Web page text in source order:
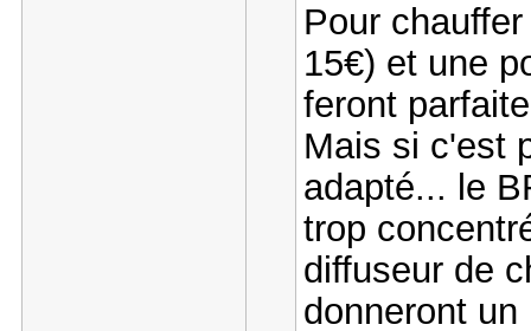
Pour
15€) et une
feront
Mais si c'est
adapté... le
trop
diffuseur de
donneront